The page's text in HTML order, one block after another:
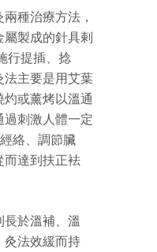
種治療方法，
製成的針具剌
行提插、捻
主要是用艾葉
或薰烤以溫通
刺激人體一定
絡、調節臟
而達到扶正袪
於溫補、溫
灸法效緩而持